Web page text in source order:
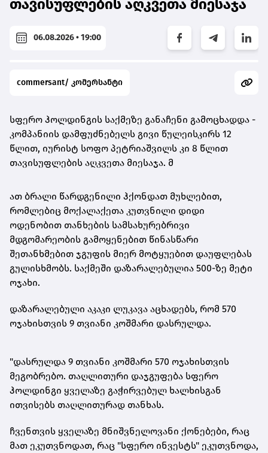
თავისუფლების აღკვეთა მიესაჯა
06.08.2026 • 19:00
commersant/ კომერსანტი
სფერო ჰოლდინგის საქმეზე განაჩენი გამოცხადდა -
კომპანიის დამფუძნებელს გივი წულეისკირს 12
წლით, იურისტ სოფო პეტრიაშვილს კი 8 წლით
თავისუფლების აღკვეთა მიესაჯა. მ
ათ ბრალი წარდგენილი ჰქონდათ მუხლებით,
რომლებიც მოქალაქეთა კუთვნილი დიდი
ოდენობით თანხების სამსახურებრივი
მდგომარეობის გამოყენებით წინასწარი
შეთანხმებით ჯგუფის მიერ მოტყუებით დაუფლებას
გულისხმობს. საქმეში დაზარალებულია 500-ზე მეტი
ოჯახი.
დაზარალებული აკაკი ლუკავა აცხადებს, რომ 570
ოჯახისთვის 9 თვიანი კოშმარი დასრულდა.
"დასრულდა 9 თვიანი კოშმარი 570 ოჯახისთვის
მეგობრებო. თაღლითური დაჯგუფება სფერო
ჰოლდინგი ყველაზე გაჭირვებულ ხალხისგან
ითვისებს თაღლითურად თანხას.
ჩვენთვის ყველაზე მნიშვნელოვანი ქონებები, რაც
მათ ეკუთვნოდათ, რაც "სფერო ინვესტს" ეკუთვნოდა,